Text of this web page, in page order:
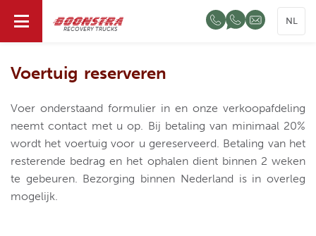
RECOVERY TRUCKS
NL
Voertuig reserveren
Voer onderstaand formulier in en onze verkoopafdeling
neemt contact met u op. Bij betaling van minimaal 20%
wordt het voertuig voor u gereserveerd. Betaling van het
resterende bedrag en het ophalen dient binnen 2 weken
te gebeuren. Bezorging binnen Nederland is in overleg
mogelijk.